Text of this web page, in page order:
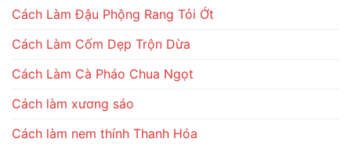
Cách Làm Đậu Phộng Rang Tỏi Ớt
Cách Làm Cốm Dẹp Trộn Dừa
Cách Làm Cà Pháo Chua Ngọt
Cách làm xương sáo
Cách làm nem thính Thanh Hóa